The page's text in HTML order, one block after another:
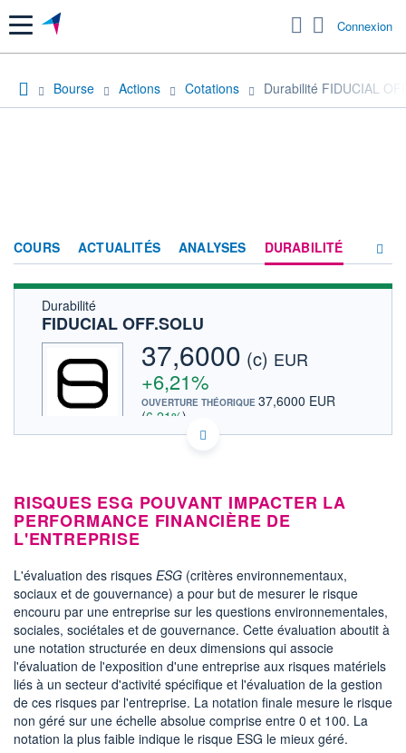
Menu Connexion
Bourse Actions Cotations Durabilité FIDUCIAL
COURS ACTUALITÉS ANALYSES DURABILITÉ
FORUM
HISTORIQUE
ACTIONNAIRES
Durabilité
FIDUCIAL OFF.SOLU
37,6000 (c) EUR
+6,21%
OUVERTURE THÉORIQUE 37,6000 EUR
(6,21%)
Cotation sur les autres places
SECTEUR
OUVERTURE
37,6000
CLÔTURE VEILLE
35,4000
+ HAUT
37,6000
+ BAS
37,6000
VOLUME
258
CAPITAL ÉCHANGÉ
0,01%
VALORISATION
82 MEUR
DERNIER ÉCHANGE
07.08.26 / 17:04:10
LIMITE À LA LIMITE À LA
RISQUES ESG POUVANT IMPACTER LA
PERFORMANCE FINANCIÈRE DE
L'ENTREPRISE
L'évaluation des risques ESG (critères environnementaux,
sociaux et de gouvernance) a pour but de mesurer le risque
encouru par une entreprise sur les questions environnementales,
sociales, sociétales et de gouvernance. Cette évaluation aboutit à
une notation structurée en deux dimensions qui associe
l'évaluation de l'exposition d'une entreprise aux risques matériels
liés à un secteur d'activité spécifique et l'évaluation de la gestion
de ces risques par l'entreprise. La notation finale mesure le risque
non géré sur une échelle absolue comprise entre 0 et 100. La
notation la plus faible indique le risque ESG le mieux géré.